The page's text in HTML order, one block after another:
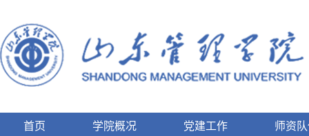
首页 学院概况 党建工作 师资